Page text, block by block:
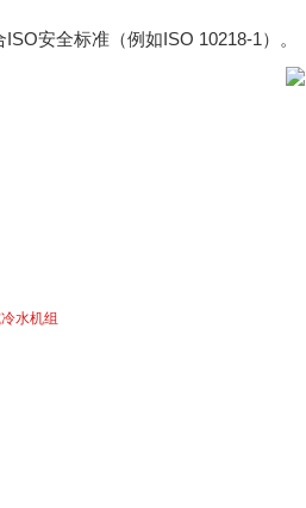
安全标准（例如ISO 10218-1）。